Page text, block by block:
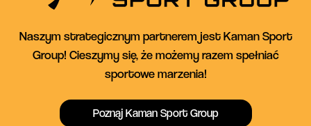
Naszym strategicznym partnerem jest Kaman Sport
Group! Cieszymy się, że możemy razem spełniać
sportowe marzenia!
Poznaj Kaman Sport Group